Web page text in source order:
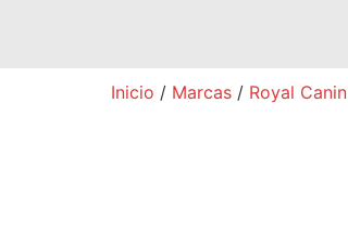
Inicio / Marcas / Royal Canin